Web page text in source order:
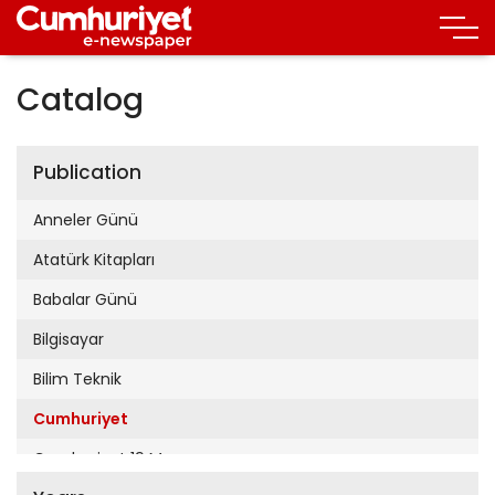
Catalog
Publication
Anneler Günü
Atatürk Kitapları
Babalar Günü
Bilgisayar
Bilim Teknik
Cumhuriyet
Cumhuriyet 19 Mayıs